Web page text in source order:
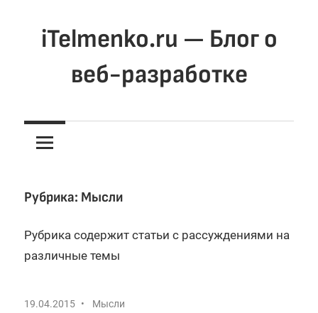
содержимому
iTelmenko.ru — Блог о
веб-разработке
о
вебе.
веба
Рубрика: Мысли
Рубрика содержит статьи с рассуждениями на
различные темы
19.04.2015 Мысли